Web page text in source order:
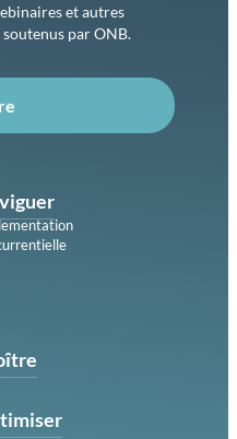
et autres
par ONB.